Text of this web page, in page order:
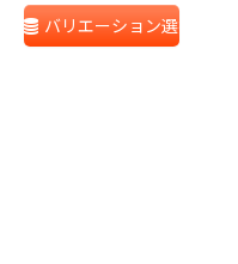
バリエーション選択